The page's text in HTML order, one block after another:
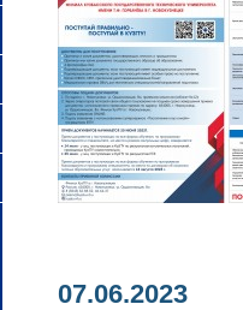
07.06.2023